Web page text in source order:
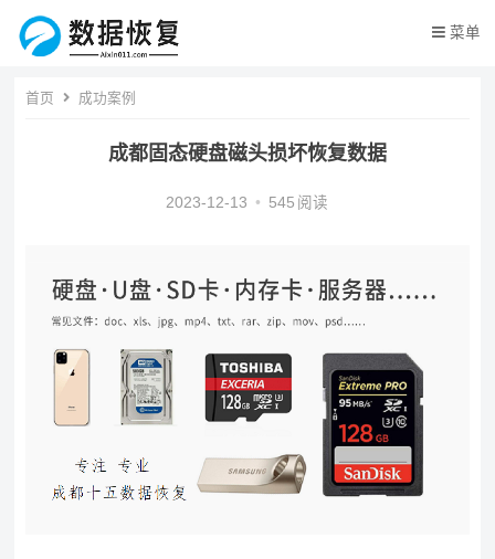
菜单
首页 成功案例
成都固态硬盘磁头损坏恢复数据
2023-12-13 • 545 阅读